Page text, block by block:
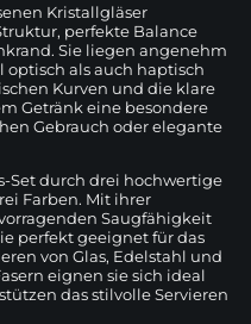
Kristallgläser
perfekte Balance
Sie liegen angenehm
als auch haptisch
Kurven und die klare
Getränk eine besondere
Gebrauch oder elegante
Set durch drei hochwertige
Farben. Mit ihrer
Saugfähigkeit
perfekt geeignet für das
von Glas, Edelstahl und
eignen sie sich ideal
das stilvolle Servieren